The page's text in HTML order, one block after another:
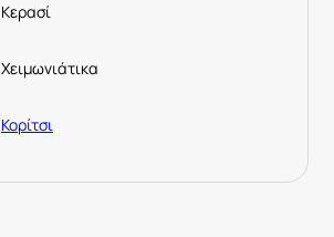
Κερασί
Χειμωνιάτικα
Κορίτσι